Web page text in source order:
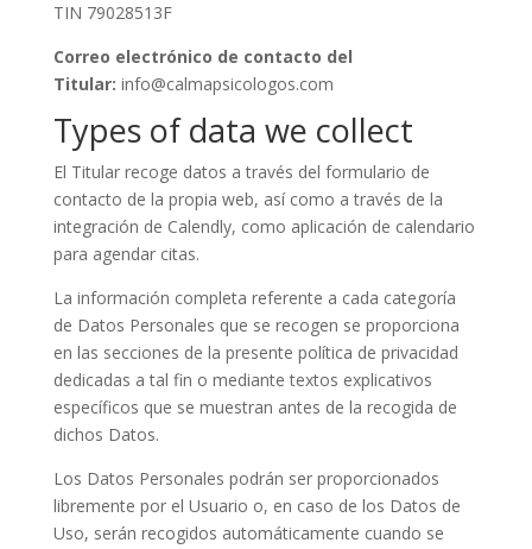
TIN 79028513F
Correo electrónico de contacto del
Titular: info@calmapsicologos.com
Types of data we collect
El Titular recoge datos a través del formulario de
contacto de la propia web, así como a través de la
integración de Calendly, como aplicación de calendario
para agendar citas.
La información completa referente a cada categoría
de Datos Personales que se recogen se proporciona
en las secciones de la presente política de privacidad
dedicadas a tal fin o mediante textos explicativos
específicos que se muestran antes de la recogida de
dichos Datos.
Los Datos Personales podrán ser proporcionados
libremente por el Usuario o, en caso de los Datos de
Uso, serán recogidos automáticamente cuando se